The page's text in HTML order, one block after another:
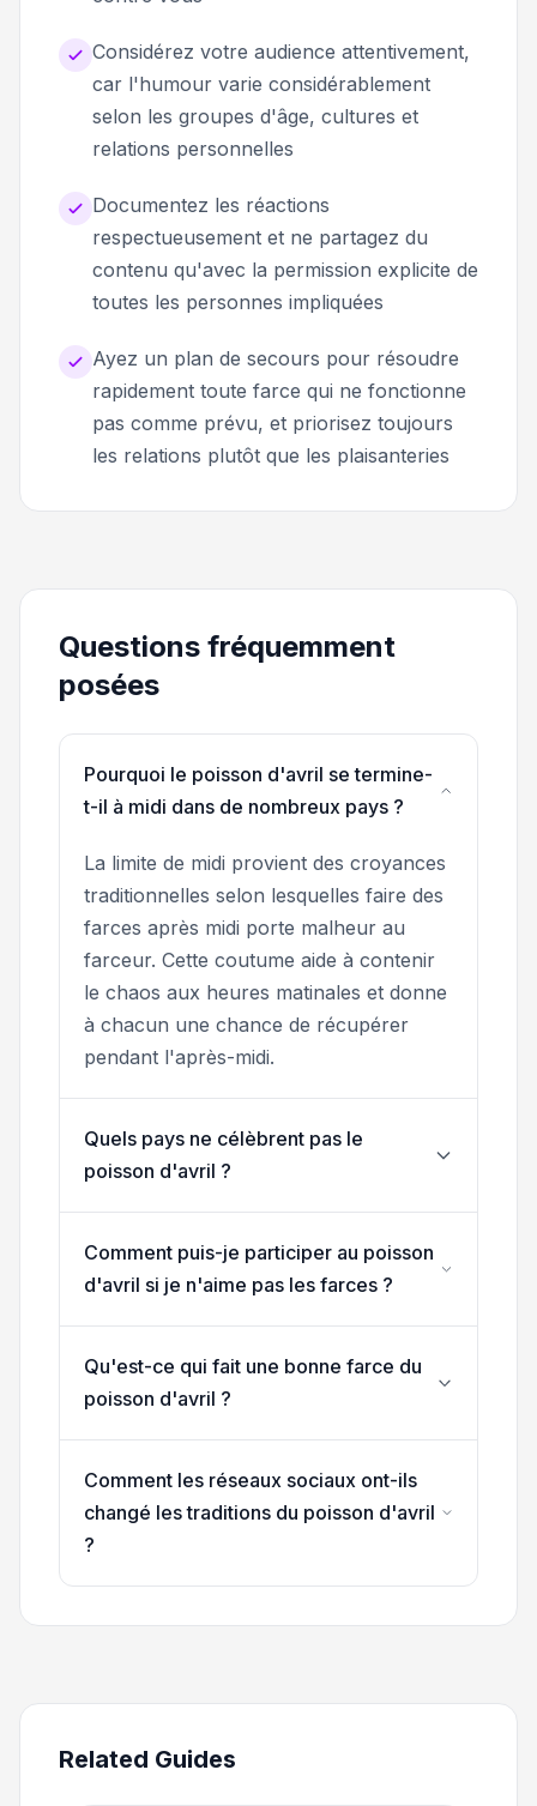
Considérez votre audience attentivement,
car l'humour varie considérablement
selon les groupes d'âge, cultures et
relations personnelles
Documentez les réactions
respectueusement et ne partagez du
contenu qu'avec la permission explicite de
toutes les personnes impliquées
Ayez un plan de secours pour résoudre
rapidement toute farce qui ne fonctionne
pas comme prévu, et priorisez toujours
les relations plutôt que les plaisanteries
Questions fréquemment
posées
Pourquoi le poisson d'avril se termine-
t-il à midi dans de nombreux pays ?
La limite de midi provient des croyances
traditionnelles selon lesquelles faire des
farces après midi porte malheur au
farceur. Cette coutume aide à contenir
le chaos aux heures matinales et donne
à chacun une chance de récupérer
pendant l'après-midi.
Quels pays ne célèbrent pas le
poisson d'avril ?
Comment puis-je participer au poisson
d'avril si je n'aime pas les farces ?
Qu'est-ce qui fait une bonne farce du
poisson d'avril ?
Comment les réseaux sociaux ont-ils
changé les traditions du poisson d'avril
?
Related Guides